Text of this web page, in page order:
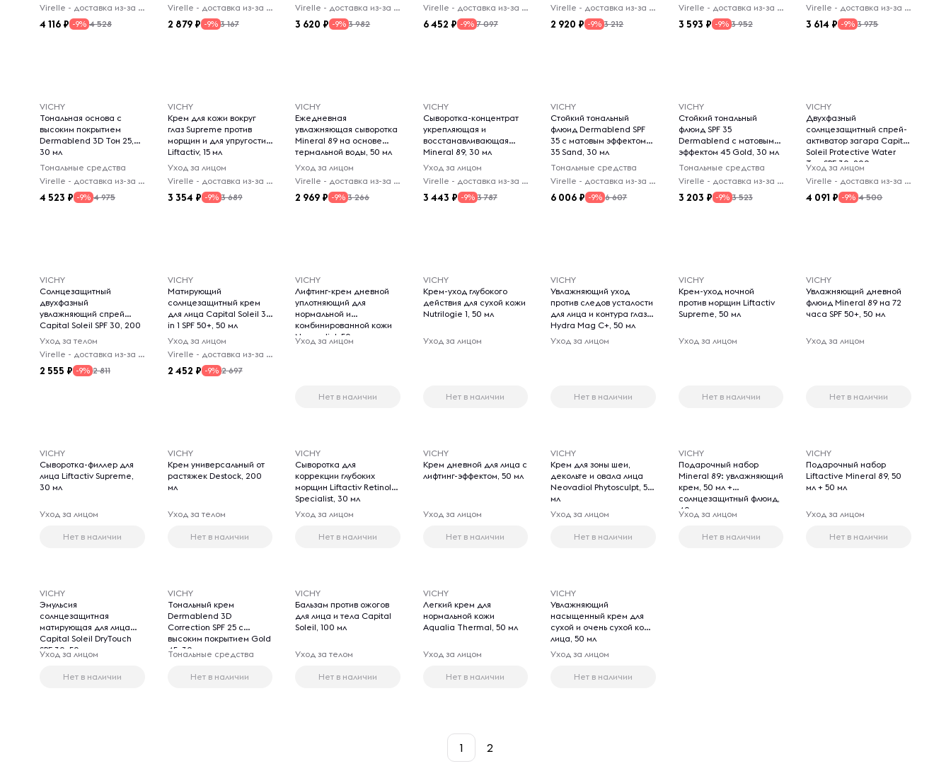
Virelle - доставка из-за рубежа
4 116 -9% 4 528
Virelle - доставка из-за рубежа
2 879 -9% 3 167
Virelle - доставка из-за рубежа
3 620 -9% 3 982
Virelle - доставка из-за рубежа
6 452 -9% 7 097
Virelle - доставка из-за рубежа
2 920 -9% 3 212
Virelle - доставка из-за рубежа
3 593 -9% 3 952
Virelle - доставка из-за рубежа
3 614 -9% 3 975
VICHY
Тональная основа с
высоким покрытием
Dermablend 3D Тон 25,
30 мл
Тональные средства
Virelle - доставка из-за рубежа
4 523 -9% 4 975
VICHY
Крем для кожи вокруг
глаз Supreme против
морщин и для упругости
Liftactiv, 15 мл
Уход за лицом
Virelle - доставка из-за рубежа
3 354 -9% 3 689
VICHY
Ежедневная
увлажняющая сыворотка
Mineral 89 на основе
термальной воды, 50 мл
Уход за лицом
Virelle - доставка из-за рубежа
2 969 -9% 3 266
VICHY
Сыворотка-концентрат
укрепляющая и
восстанавливающая
Mineral 89, 30 мл
Уход за лицом
Virelle - доставка из-за рубежа
3 443 -9% 3 787
VICHY
Стойкий тональный
флюид Dermablend SPF
35 с матовым эффектом
35 Sand, 30 мл
Тональные средства
Virelle - доставка из-за рубежа
6 006 -9% 6 607
VICHY
Стойкий тональный
флюид SPF 35
Dermablend с матовым
эффектом 45 Gold, 30 мл
Тональные средства
Virelle - доставка из-за рубежа
3 203 -9% 3 523
VICHY
Двухфазный
солнцезащитный спрей-
активатор загара Capital
Soleil Protective Water
Tan SPF 30, 200 мл
Уход за лицом
Virelle - доставка из-за рубежа
4 091 -9% 4 500
VICHY
Солнцезащитный
двухфазный
увлажняющий спрей
Capital Soleil SPF 30, 200
мл
Уход за телом
Virelle - доставка из-за рубежа
2 555 -9% 2 811
VICHY
Матирующий
солнцезащитный крем
для лица Capital Soleil 3
in 1 SPF 50+, 50 мл
Уход за лицом
Virelle - доставка из-за рубежа
2 452 -9% 2 697
VICHY
Лифтинг-крем дневной
уплотняющий для
нормальной и
комбинированной кожи
Neovadiol, 50 мл
Уход за лицом
Нет в наличии
VICHY
Kрем-уход глубокого
действия для сухой кожи
Nutrilogie 1, 50 мл
Уход за лицом
Нет в наличии
VICHY
Увлажняющий уход
против следов усталости
для лица и контура глаз
Hydra Mag C+, 50 мл
Уход за лицом
Нет в наличии
VICHY
Крем-уход ночной
против морщин Liftactiv
Supreme, 50 мл
Уход за лицом
Нет в наличии
VICHY
Увлажняющий дневной
флюид Mineral 89 на 72
часа SPF 50+, 50 мл
Уход за лицом
Нет в наличии
VICHY
Сыворотка-филлер для
лица Liftactiv Supreme,
30 мл
Уход за лицом
Нет в наличии
VICHY
Крем универсальный от
растяжек Destock, 200
мл
Уход за телом
Нет в наличии
VICHY
Сыворотка для
коррекции глубоких
морщин Liftactiv Retinol
Specialist, 30 мл
Уход за лицом
Нет в наличии
VICHY
Крем дневной для лица с
лифтинг-эффектом, 50 мл
Уход за лицом
Нет в наличии
VICHY
Крем для зоны шеи,
декольте и овала лица
Neovadiol Phytosculpt, 50
мл
Уход за лицом
Нет в наличии
VICHY
Подарочный набор
Mineral 89: увлажняющий
крем, 50 мл +
солнцезащитный флюид,
40 мл + косметичка
Уход за лицом
Нет в наличии
VICHY
Подарочный набор
Liftactive Mineral 89, 50
мл + 50 мл
Уход за лицом
Нет в наличии
VICHY
Эмульсия
солнцезащитная
матирующая для лица
Capital Soleil DryTouch
SPF 30, 50 мл
Уход за лицом
Нет в наличии
VICHY
Тональный крем
Dermablend 3D
Correction SPF 25 с
высоким покрытием Gold
45, 30 мл
Тональные средства
Нет в наличии
VICHY
Бальзам против ожогов
для лица и тела Capital
Soleil, 100 мл
Уход за телом
Нет в наличии
VICHY
Легкий крем для
нормальной кожи
Aqualia Thermal, 50 мл
Уход за лицом
Нет в наличии
VICHY
Увлажняющий
насыщенный крем для
сухой и очень сухой кожи
лица, 50 мл
Уход за лицом
Нет в наличии
1 2